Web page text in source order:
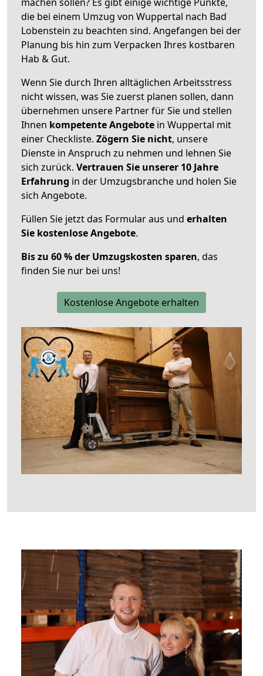
die bei einem Umzug von Wuppertal nach Bad
Lobenstein zu beachten sind. Angefangen bei der
Planung bis hin zum Verpacken Ihres kostbaren
Hab & Gut.
Wenn Sie durch Ihren alltäglichen Arbeitsstress
nicht wissen, was Sie zuerst planen sollen, dann
übernehmen unsere Partner für Sie und stellen
Ihnen kompetente Angebote in Wuppertal mit
einer Checkliste. Zögern Sie nicht, unsere
Dienste in Anspruch zu nehmen und lehnen Sie
sich zurück. Vertrauen Sie unserer 10 Jahre
Erfahrung in der Umzugsbranche und holen Sie
sich Angebote.
Füllen Sie jetzt das Formular aus und erhalten
Sie kostenlose Angebote.
Bis zu 60 % der Umzugskosten sparen, das
finden Sie nur bei uns!
Kostenlose Angebote erhalten